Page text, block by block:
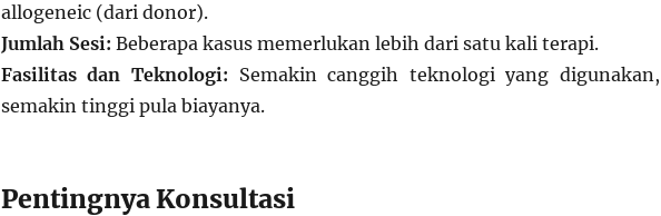
allogeneic (dari donor).
Jumlah Sesi: Beberapa kasus memerlukan lebih dari satu kali terapi.
Fasilitas dan Teknologi: Semakin canggih teknologi yang digunakan,
semakin tinggi pula biayanya.
Pentingnya Konsultasi